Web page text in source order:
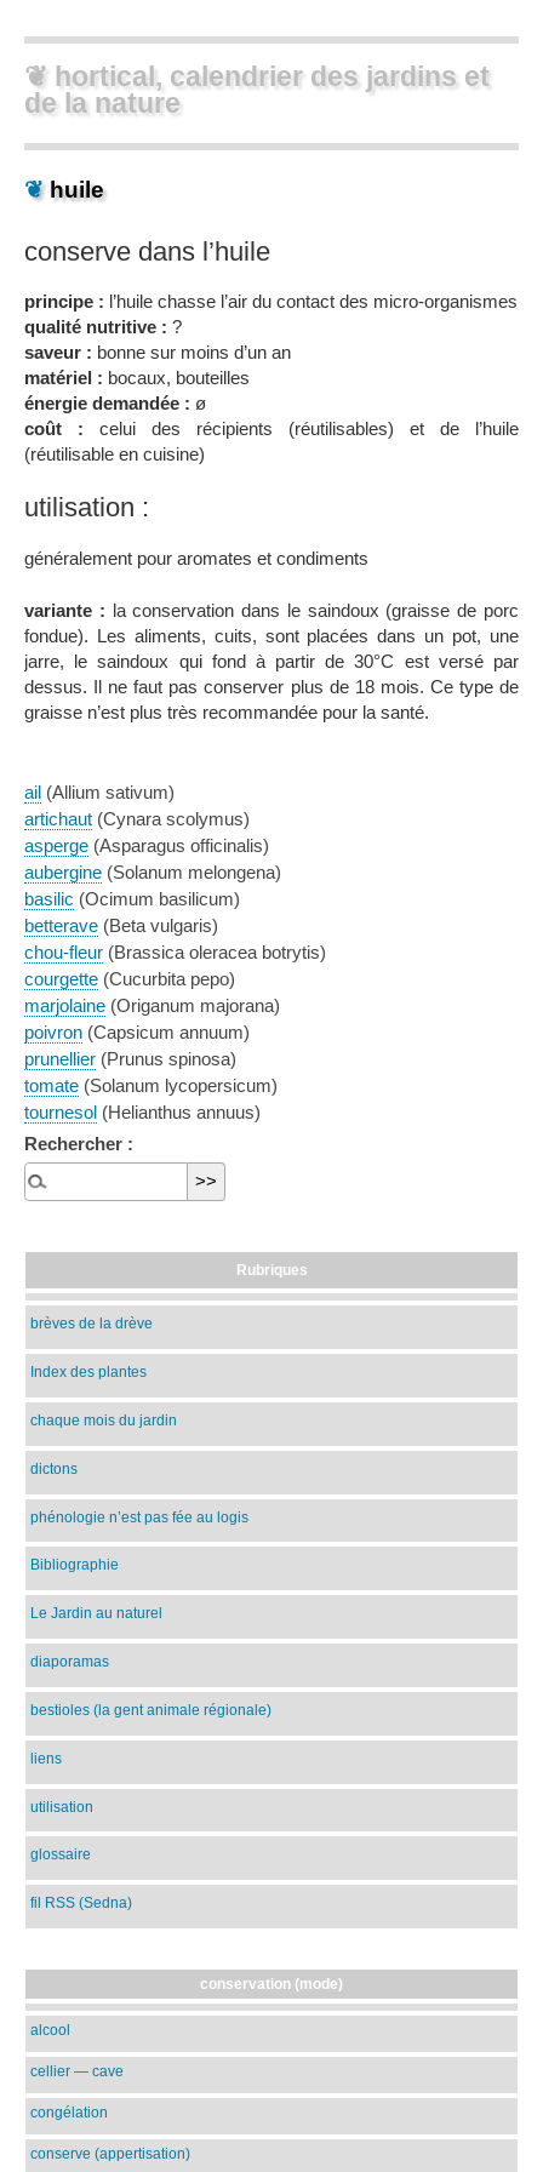
❦ hortical, calendrier des jardins et
de la nature
❦ huile
conserve dans l’huile
principe : l’huile chasse l’air du contact des micro-organismes
qualité nutritive : ?
saveur : bonne sur moins d’un an
matériel : bocaux, bouteilles
énergie demandée : ø
coût : celui des récipients (réutilisables) et de l’huile
(réutilisable en cuisine)
utilisation :
généralement pour aromates et condiments
variante : la conservation dans le saindoux (graisse de porc
fondue). Les aliments, cuits, sont placées dans un pot, une
jarre, le saindoux qui fond à partir de 30°C est versé par
dessus. Il ne faut pas conserver plus de 18 mois. Ce type de
graisse n’est plus très recommandée pour la santé.
ail (Allium sativum)
artichaut (Cynara scolymus)
asperge (Asparagus officinalis)
aubergine (Solanum melongena)
basilic (Ocimum basilicum)
betterave (Beta vulgaris)
chou-fleur (Brassica oleracea botrytis)
courgette (Cucurbita pepo)
marjolaine (Origanum majorana)
poivron (Capsicum annuum)
prunellier (Prunus spinosa)
tomate (Solanum lycopersicum)
tournesol (Helianthus annuus)
Rechercher :
Rubriques
brèves de la drève
Index des plantes
chaque mois du jardin
dictons
phénologie n’est pas fée au logis
Bibliographie
Le Jardin au naturel
diaporamas
bestioles (la gent animale régionale)
liens
utilisation
glossaire
fil RSS (Sedna)
conservation (mode)
alcool
cellier — cave
congélation
conserve (appertisation)